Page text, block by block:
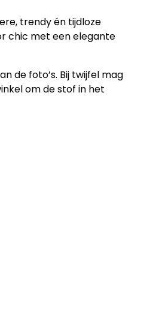
trendy én tijdloze
chic met een elegante
de foto’s. Bij twijfel mag
om de stof in het